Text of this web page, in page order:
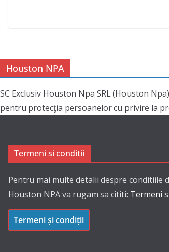
Houston NPA
SC Exclusiv Houston Npa SRL (Houston
pentru protecţia persoanelor cu privire la
Termeni si conditii
Pentru mai multe detalii despre conditiile
Houston NPA va rugam sa cititi: Termeni
Termeni și condiții